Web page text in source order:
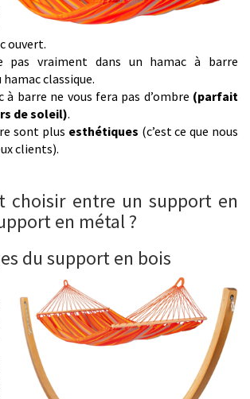
ouvert.
pas vraiment dans un hamac à barre
classique.
à barre ne vous fera pas d’ombre (parfait
de soleil).
sont plus esthétiques (c’est ce que nous
clients).
choisir entre un support en
en métal ?
du support en bois